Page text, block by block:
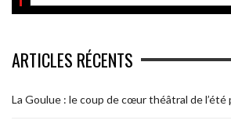
ARTICLES RÉCENTS
La Goulue : le coup de cœur théâtral de l’été